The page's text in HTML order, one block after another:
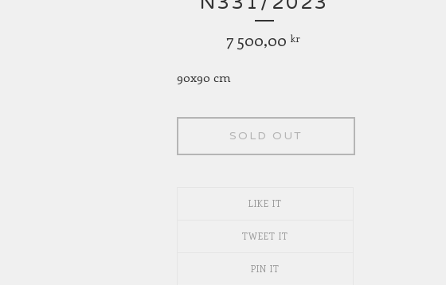
7 500,00 kr
90x90 cm
SOLD OUT
LIKE IT
TWEET IT
PIN IT